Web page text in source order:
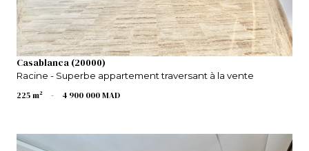
Casablanca (20000)
Racine - Superbe appartement traversant à la vente
225 m²
- 4 900 000 MAD